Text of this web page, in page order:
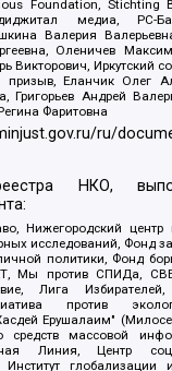
Foundation, Stichting
медиа, РС-
Валерия
Оленичев
Викторович, Иркутский
Еланчик Олег
Григорьев Андрей
Фаритовна
ru/
НКО,
Нижегородский
исследований, Фонд
политики, Фонд
Мы против СПИДа,
Лига
против
Ерушалаим"
средств массовой
Линия, Центр
Институт